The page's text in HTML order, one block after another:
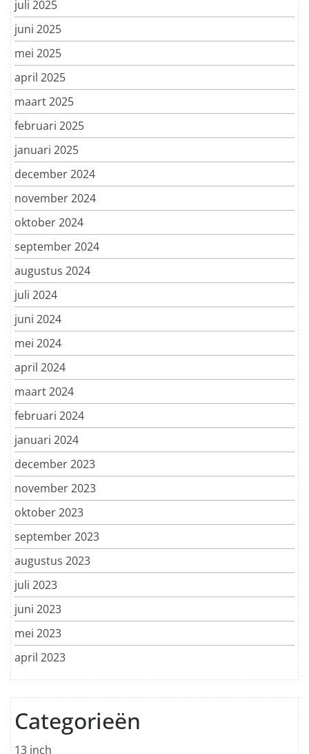
juli 2025
juni 2025
mei 2025
april 2025
maart 2025
februari 2025
januari 2025
december 2024
november 2024
oktober 2024
september 2024
augustus 2024
juli 2024
juni 2024
mei 2024
april 2024
maart 2024
februari 2024
januari 2024
december 2023
november 2023
oktober 2023
september 2023
augustus 2023
juli 2023
juni 2023
mei 2023
april 2023
Categorieën
13 inch